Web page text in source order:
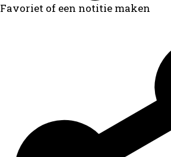
Favoriet of een notitie maken